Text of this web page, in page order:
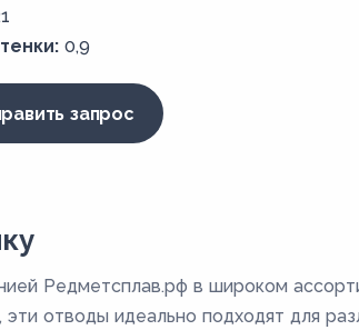
0,9
запрос
Редметсплав.рф в широком
отводы идеально подходят для